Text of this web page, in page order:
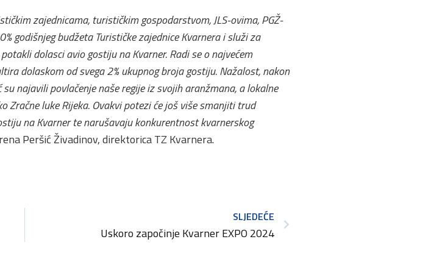
zajednicama, turističkim gospodarstvom, JLS-ovima, PGŽ-
godišnjeg budžeta Turističke zajednice Kvarnera i služi za
dolasci avio gostiju na Kvarner. Radi se o najvećem
dolaskom od svega 2% ukupnog broja gostiju. Nažalost, nakon
najavili povlačenje naše regije iz svojih aranžmana, a lokalne
Zračne luke Rijeka. Ovakvi potezi će još više smanjiti trud
na Kvarner te narušavaju konkurentnost kvarnerskog
Peršić Živadinov, direktorica TZ Kvarnera.
SLJEDEĆE
Uskoro započinje Kvarner EXPO 2024